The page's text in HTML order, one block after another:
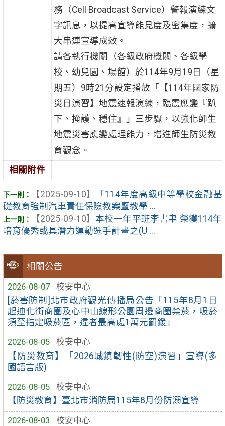
相關公告
2026-08-07
校安中心
[菸害防制]北市政府觀光傳播局公告「115年8月1日
起迪化街商圈及心中山線形公園周邊商圈禁菸，吸菸
須至指定吸菸區，違者最高處1萬元罰鍰」
2026-08-05
校安中心
【防災教育】「2026城鎮韌性(防空)演習」宣導(多
國語言版)
2026-08-05
校安中心
【防災教育】臺北市消防局115年8月份防溺宣導
2026-08-03
校安中心
務（Cell Broadcast Service）警報演練文
字訊息，以提高宣導能見度及密集度，擴
大串連宣導成效。
請各執行機關（各級政府機關、各級學
校、幼兒園、場館）於114年9月19日（星
期五）9時21分設定播放「【114年國家防
災日演習】地震速報演練，臨震應變『趴
下、掩護、穩住』」三步驟，以強化師生
地震災害應變處理能力，增進師生防災教
育觀念。
相關附件
【2025-09-10】
「114年度高級中等學校金融基
礎教育強制汽車責任保險教案暨教學 ...
【2025-09-10】 本校一年平班李書聿 榮獲114年
培育優秀或具潛力運動選手計畫之(U ...